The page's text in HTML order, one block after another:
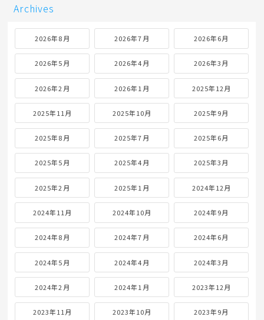
Archives
2026年8月 2026年7月 2026年6月
2026年5月 2026年4月 2026年3月
2026年2月 2026年1月 2025年12月
2025年11月 2025年10月 2025年9月
2025年8月 2025年7月 2025年6月
2025年5月 2025年4月 2025年3月
2025年2月 2025年1月 2024年12月
2024年11月 2024年10月 2024年9月
2024年8月 2024年7月 2024年6月
2024年5月 2024年4月 2024年3月
2024年2月 2024年1月 2023年12月
2023年11月 2023年10月 2023年9月